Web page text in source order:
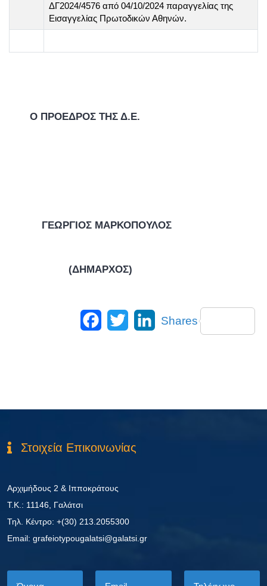
ΔΓ2024/4576 από 04/10/2024 παραγγελίας της
Εισαγγελίας Πρωτοδικών Αθηνών.
Ο ΠΡΟΕΔΡΟΣ ΤΗΣ Δ.Ε.
ΓΕΩΡΓΙΟΣ ΜΑΡΚΟΠΟΥΛΟΣ
(ΔΗΜΑΡΧΟΣ)
Facebook
Twitter LinkedIn
Shares
Στοιχεία Επικοινωνίας
Αρχιμήδους 2 & Ιπποκράτους
Τ.Κ.: 11146, Γαλάτσι
Τηλ. Κέντρο: +(30) 213.2055300
Εmail: grafeiotypougalatsi@galatsi.gr